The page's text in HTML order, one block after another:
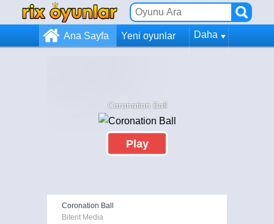
Ana Sayfa Yeni oyunlar Daha
Coronation Ball
Play
Coronation Ball
Bitent Media